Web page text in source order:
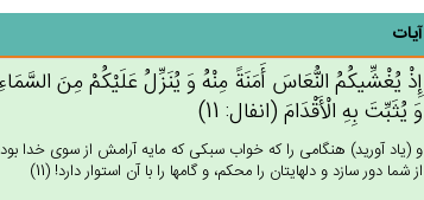
آیات
إِذْ يُغْشِّيكُم‌ُ النُّعَاس‌َ أَمَنَة‌ً مِنْه‌ُ وَ يُنَزِّل‌ُ عَلَيْكُمْ‌ مِن‌َ
وَ يُثَبِّت‌َ بِه‌ِ الْأَقْدَام‌َ (انفال: 11)
و (ياد آوريد) هنگامى را كه خواب سبكى كه مايه آرامش از سوى خدا
از شما دور سازد و دلهايتان را محكم، و گامها را با آن استوار دارد! (11)